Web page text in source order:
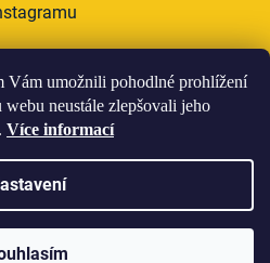
Vám umožnili pohodlné prohlížení
neustále zlepšovali jeho
Více informací
Shoptet
. Všechna práva vyhrazena.